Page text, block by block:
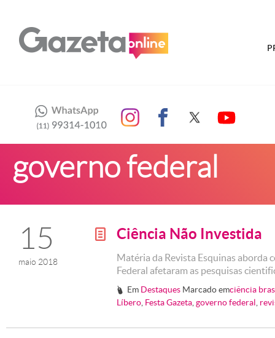
governo federal
15
maio 2018
g Ciência Não Investida
Matéria da Revista Esquinas aborda
Federal afetaram as pesquisas
# Em Destaques Marcado emciência
Líbero Festa Gazeta governo federal